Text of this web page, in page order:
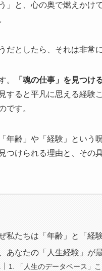
」と、心の奥で燃えかけ
だとしたら、それは非常
。 「魂の仕事」を見つけ
すると平凡に思える経験
です。
年齢」や「経験」という
つけられる理由と、その
私たちは「年齢」と「経
あなたの「人生経験」が
1. 「人生のデータベース」